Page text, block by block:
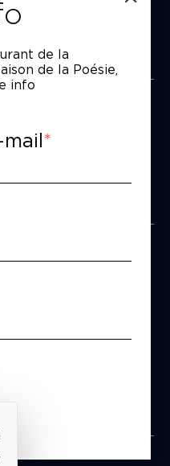
le bandeau des
de la
de la Poésie,
info